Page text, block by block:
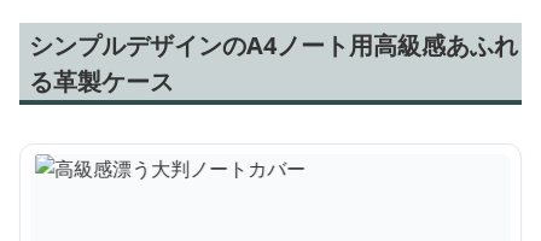
シンプルデザインのA4ノート用高級感あふれ
る革製ケース